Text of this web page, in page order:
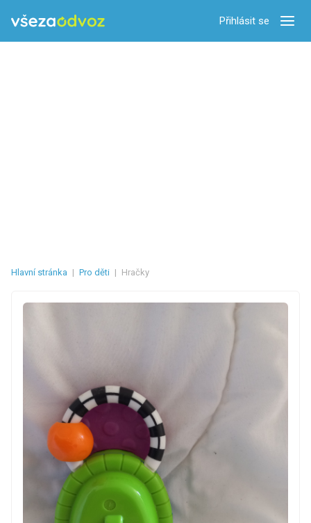
Přihlásit se
Hlavní stránka | Pro děti | Hračky